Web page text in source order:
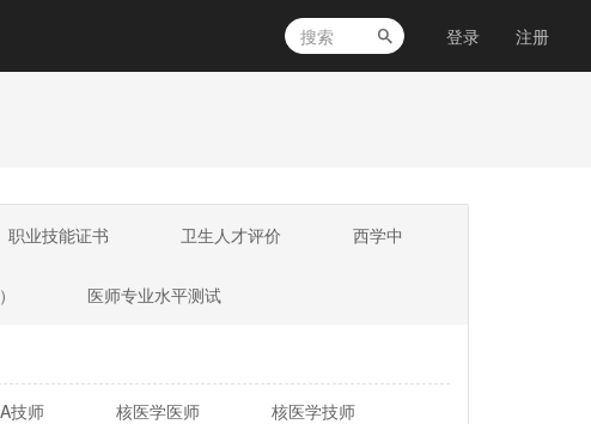
登录 注册
职业技能证书 卫生人才评价 西学中
医师专业水平测试
技师 核医学医师 核医学技师